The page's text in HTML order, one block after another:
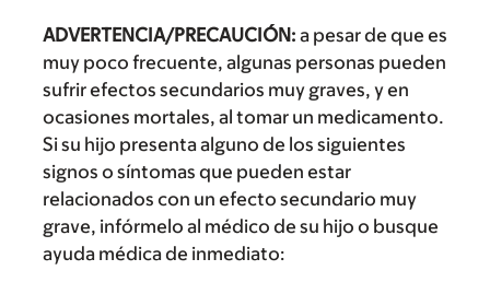
ADVERTENCIA/PRECAUCIÓN: a pesar de que es
muy poco frecuente, algunas personas pueden
sufrir efectos secundarios muy graves, y en
ocasiones mortales, al tomar un medicamento.
Si su hijo presenta alguno de los siguientes
signos o síntomas que pueden estar
relacionados con un efecto secundario muy
grave, infórmelo al médico de su hijo o busque
ayuda médica de inmediato: